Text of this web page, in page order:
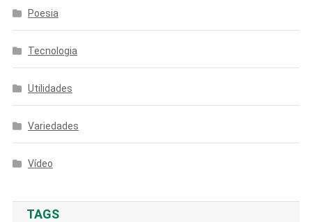
Poesia
Tecnologia
Utilidades
Variedades
Vídeo
TAGS